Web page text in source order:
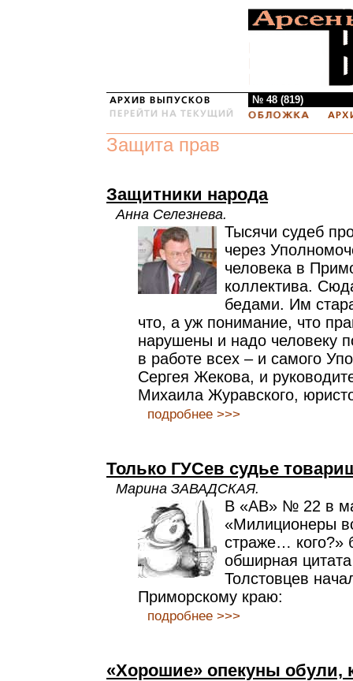
№ 48 (819)
Защита прав
Защитники народа
Анна Селезнева.
Тысячи судеб
через
человека в
коллектива.
бедами. Им
что, а уж понимание, что
нарушены и надо человеку
в работе всех – и самого
Сергея Жекова, и
Михаила Журавского,
подробнее >>>
Только ГУСев судье
Марина ЗАВАДСКАЯ.
В «АВ» № 22 в
«Милиционеры
страже…
обширная
Толстовцев
Приморскому краю:
подробнее >>>
«Хорошие» опекуны обули,